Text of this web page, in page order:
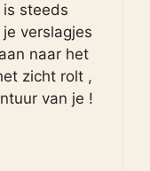
steeds
verslagjes
naar het
zicht rolt ,
van je !